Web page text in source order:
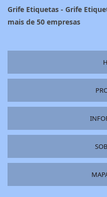
Grife Etiquetas - Grife
mais de 50 empresas